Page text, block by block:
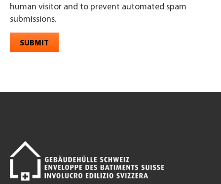
human visitor and to prevent automated spam
submissions.
SUBMIT